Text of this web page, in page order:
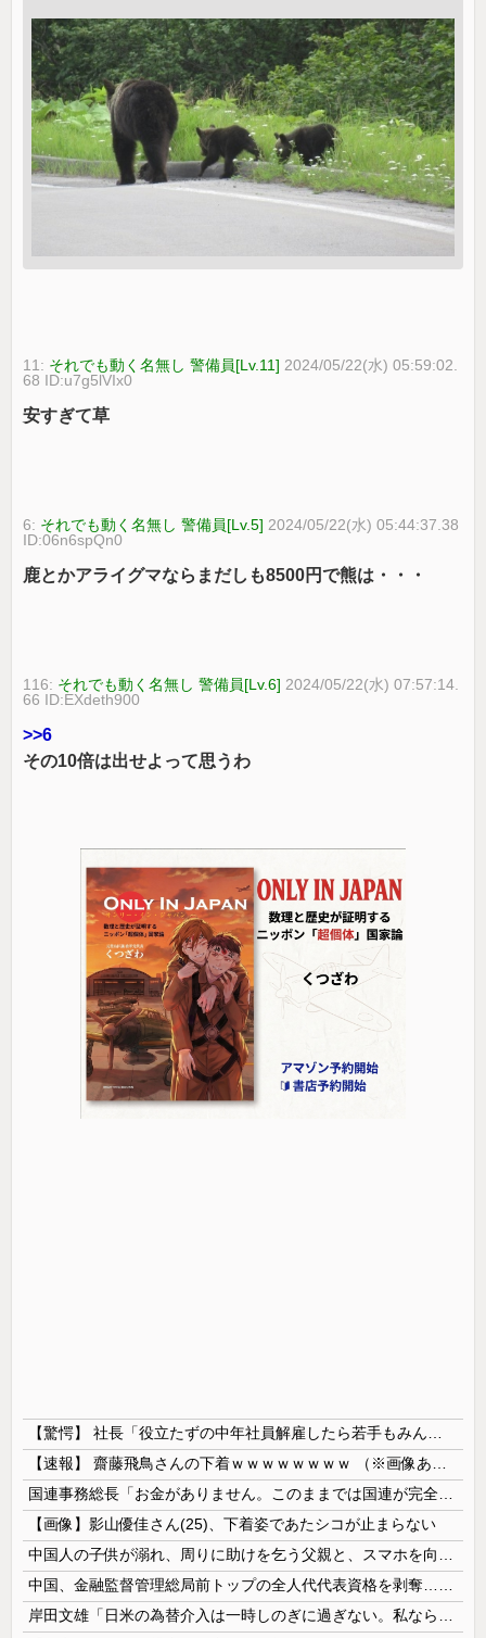
11: それでも動く名無し 警備員[Lv.11] 2024/05/22(水) 05:59:02.
68 ID:u7g5lVIx0
安すぎて草
6: それでも動く名無し 警備員[Lv.5] 2024/05/22(水) 05:44:37.38
ID:06n6spQn0
鹿とかアライグマならまだしも8500円で熊は・・・
116: それでも動く名無し 警備員[Lv.6] 2024/05/22(水) 07:57:14.
66 ID:EXdeth900
>>6
その10倍は出せよって思うわ
【画像】影山優佳さん(25)、下着姿であたシコが止まらない